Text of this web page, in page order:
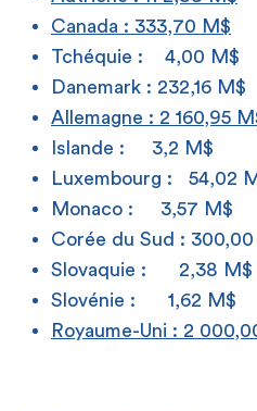
Canada : 333,70 M$
Tchéquie : 4,00 M$
Danemark : 232,16 M$
Allemagne : 2 160,95
Islande : 3,2 M$
Luxembourg : 54,02
Monaco : 3,57 M$
Corée du Sud :
Slovaquie : 2,38 M$
Slovénie : 1,62 M$
Royaume-Uni : 2